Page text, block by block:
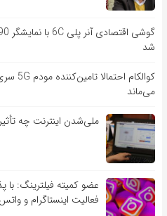
شد
می‌ماند
ملی‌شدن اینترنت چه
عضو کمیته فیلترینگ: با
فعالیت اینستاگرام و